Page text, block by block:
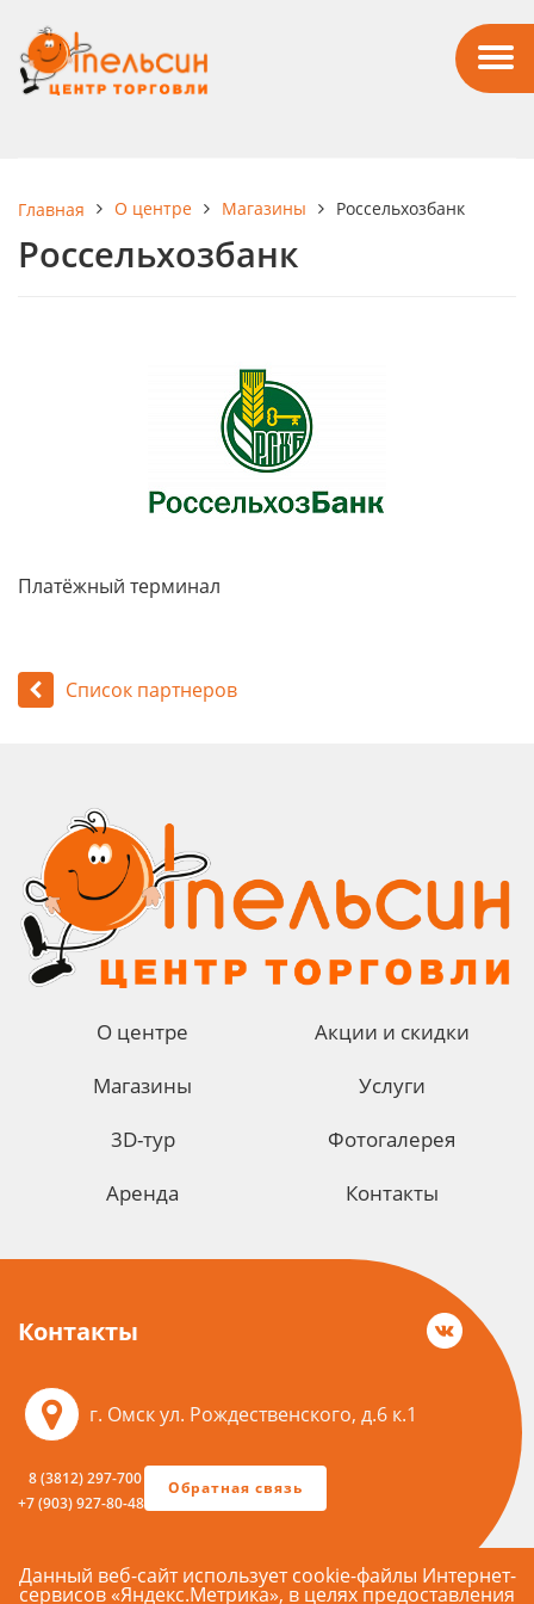
Главная О центре Магазины Россельхозбанк
Россельхозбанк
Платёжный терминал
Список партнеров
Данный веб-сайт использует cookie-файлы Интернет-
сервисов «Яндекс.Метрика», в целях предоставления
О центре
Акции и скидки
Магазины
Услуги
3D-тур
Фотогалерея
Аренда
Контакты
Контакты
г. Омск ул. Рождественского, д.6 к.1
8 (3812) 297-700
+7 (903) 927-80-48
Обратная связь